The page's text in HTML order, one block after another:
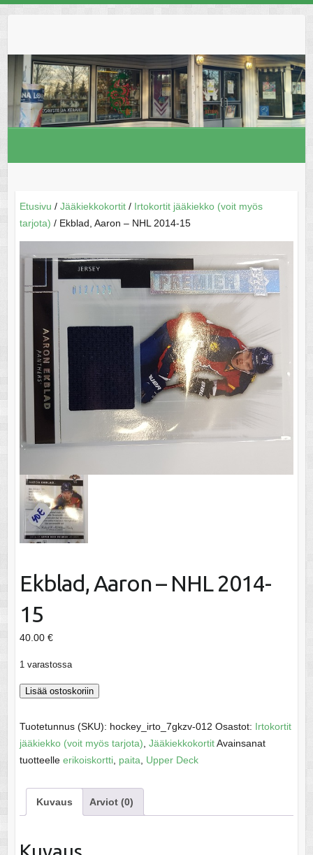
Etusivu / Jääkiekkokortit/ Irtokortit jääkiekko (voit myös
tarjota) / Ekblad, Aaron – NHL 2014-15
Ekblad, Aaron – NHL 2014-
15
40.00 €
1 varastossa
Ekblad,
-
NHL
2014-
määrä
Lisää ostoskoriin
Tuotetunnus (SKU): hockey_irto_7gkzv-012 Osastot: Irtokortit
jääkiekko (voit myös tarjota) JääkiekkokortitAvainsanat
tuotteelle erikoiskortti, paita Upper Deck
Kuvaus Arviot (0)